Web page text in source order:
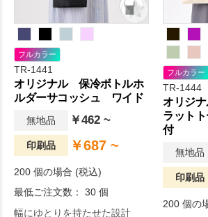
フルカラー
TR-1441
オリジナル 保冷ボトルホ
ルダーサコッシュ ワイド
無地品 ￥462 ~
印刷品 ￥687 ~
200 個の場合 (税込)
最低ご注文数： 30 個
幅にゆとりを持たせた設計
フルカラー
TR-1444
オリジ
ラット
付
無地品
印刷品
200 個の